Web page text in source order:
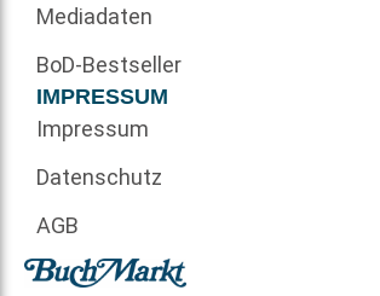
Mediadaten
BoD-Bestseller
IMPRESSUM
Impressum
Datenschutz
AGB